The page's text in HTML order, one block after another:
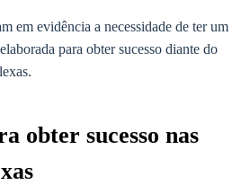
em evidência a necessidade de ter um
para obter sucesso diante do
obter sucesso nas